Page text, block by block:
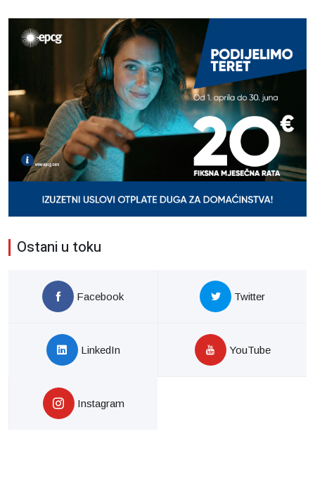
Ostani u toku
Facebook Twitter
LinkedIn YouTube
Instagram